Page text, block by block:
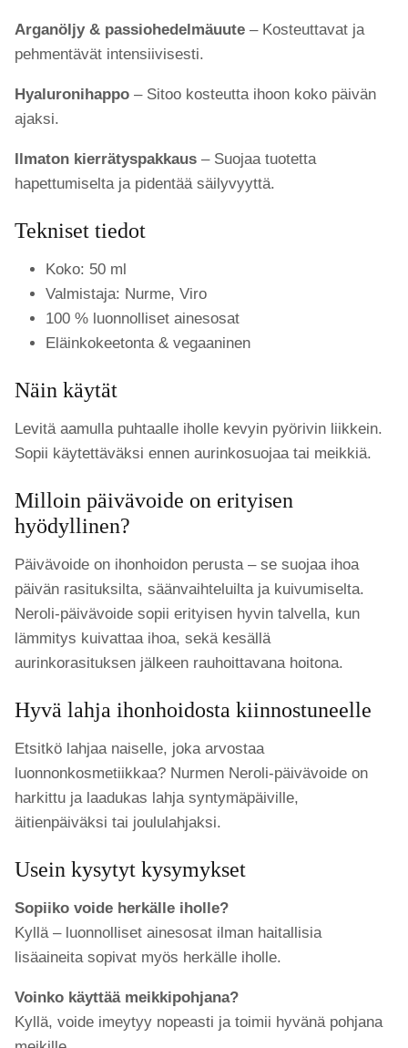
Arganöljy & passiohedelmäuute – Kosteuttavat ja
pehmentävät intensiivisesti.
Hyaluronihappo – Sitoo kosteutta ihoon koko päivän
ajaksi.
Ilmaton kierrätyspakkaus – Suojaa tuotetta
hapettumiselta ja pidentää säilyvyyttä.
Tekniset tiedot
Koko: 50 ml
Valmistaja: Nurme, Viro
100 % luonnolliset ainesosat
Eläinkokeetonta & vegaaninen
Näin käytät
Levitä aamulla puhtaalle iholle kevyin pyörivin liikkein.
Sopii käytettäväksi ennen aurinkosuojaa tai meikkiä.
Milloin päivävoide on erityisen
hyödyllinen?
Päivävoide on ihonhoidon perusta – se suojaa ihoa
päivän rasituksilta, säänvaihteluilta ja kuivumiselta.
Neroli-päivävoide sopii erityisen hyvin talvella, kun
lämmitys kuivattaa ihoa, sekä kesällä
aurinkorasituksen jälkeen rauhoittavana hoitona.
Hyvä lahja ihonhoidosta kiinnostuneelle
Etsitkö lahjaa naiselle, joka arvostaa
luonnonkosmetiikkaa? Nurmen Neroli-päivävoide on
harkittu ja laadukas lahja syntymäpäiville,
äitienpäiväksi tai joululahjaksi.
Usein kysytyt kysymykset
Sopiiko voide herkälle iholle?
Kyllä – luonnolliset ainesosat ilman haitallisia
lisäaineita sopivat myös herkälle iholle.
Voinko käyttää meikkipohjana?
Kyllä, voide imeytyy nopeasti ja toimii hyvänä pohjana